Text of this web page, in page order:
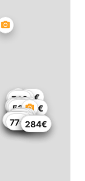
77€581€
241€
240€
59€
121€
74€
127€
112€
284€
61€
82€
219€
575€
84€
80€
81€
53€
194€